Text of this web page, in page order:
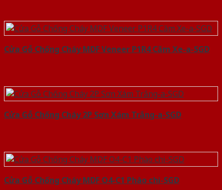
Cửa Gỗ Chống Cháy MDF Veneer P1R4 Căm Xe-a-SGD
Cửa Gỗ Chống Cháy 2P Sơn Xám Trắng-a-SGD
Cửa Gỗ Chống Cháy MDF O4-C1 Phào chi-SGD